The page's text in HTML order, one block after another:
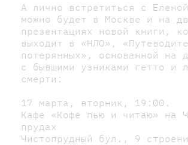
А лично встретиться с
можно будет в Москве и на
презентациях новой книги,
выходит в «НЛО»,
потерянных», основанной на
с бывшими узниками гетто и
смерти:
17 марта, вторник, 19:00.
Кафе «Кофе пью и читаю» на
прудах
Чистопрудный бул., 9